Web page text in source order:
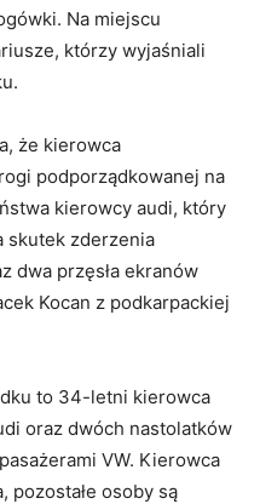
Na miejscu
którzy wyjaśniali
że kierowca
podporządkowanej na
kierowcy audi, który
skutek zderzenia
dwa przęsła ekranów
Kocan z podkarpackiej
to 34-letni kierowca
oraz dwóch nastolatków
VW. Kierowca
pozostałe osoby są